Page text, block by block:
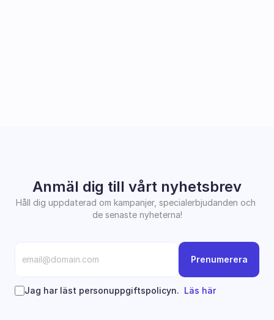
Anmäl dig till vårt nyhetsbrev
Håll dig uppdaterad om kampanjer, specialerbjudanden och
de senaste nyheterna!
Prenumerera
Jag har läst personuppgiftspolicyn. Läs här